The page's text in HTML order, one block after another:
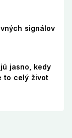
signálov
jasno, kedy
to celý život